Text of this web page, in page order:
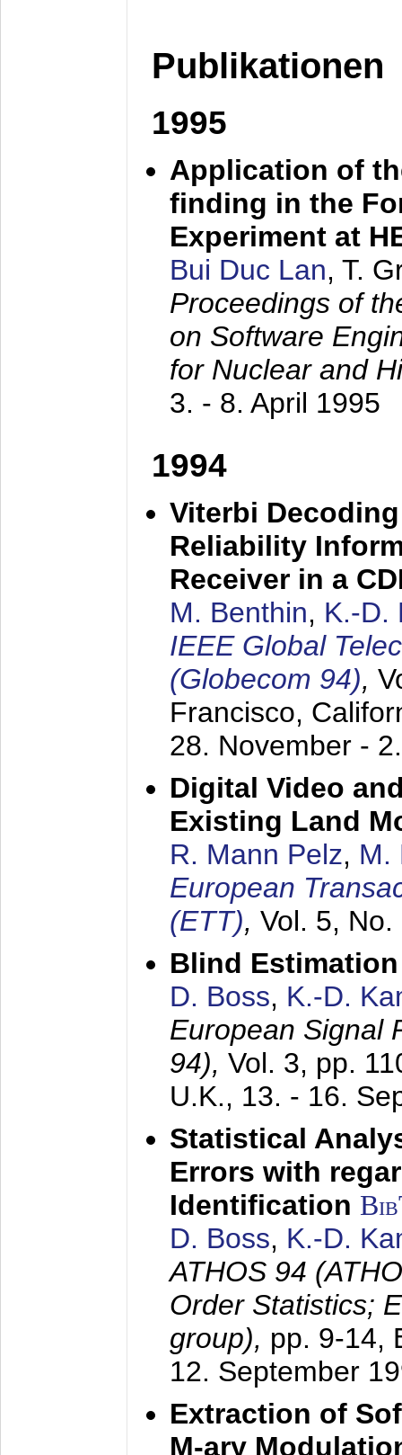
Publikationen
1995
Application of
finding in the
Experiment at
Bui Duc Lan, T.
Proceedings of
on Software
for Nuclear and
3. - 8. April 1995
1994
Viterbi
Reliability
Receiver in a
M. Benthin, K.-D.
IEEE Global
(Globecom 94),
Francisco,
28. November -
Digital Video
Existing Land
R. Mann Pelz, M.
European
(ETT), Vol. 5,
Blind
D. Boss, K.-D.
European Signal
94), Vol. 3, pp.
U.K., 13. - 16.
Statistical
Errors with
Identification
D. Boss, K.-D.
ATHOS 94
Order Statistics;
group), pp. 9-14,
12. September
Extraction of
M-ary